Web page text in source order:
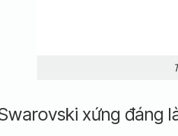
xứng đáng